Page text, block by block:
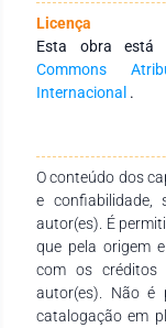
participação
expansão das
atividades.
implementação
da produção, ao
e à elaboração
Licença
Esta obra está
Commons
Internacional .
O conteúdo dos
e confiabilidade,
autor(es). É
que pela origem
com os créditos
autor(es). Não é
catalogação em